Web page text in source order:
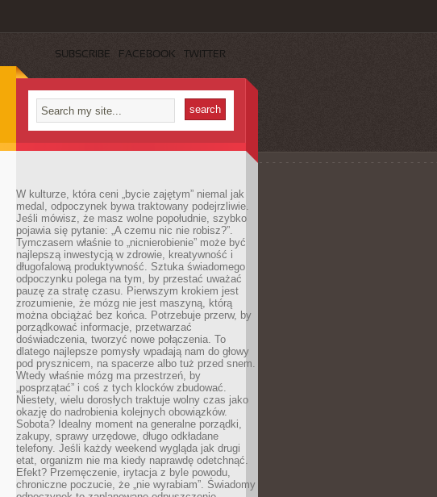
SUBSCRIBE FACEBOOK TWITTER
W kulturze, która ceni „bycie zajętym” niemal jak
medal, odpoczynek bywa traktowany podejrzliwie.
Jeśli mówisz, że masz wolne popołudnie, szybko
pojawia się pytanie: „A czemu nic nie robisz?”.
Tymczasem właśnie to „nicnierobienie” może być
najlepszą inwestycją w zdrowie, kreatywność i
długofalową produktywność. Sztuka świadomego
odpoczynku polega na tym, by przestać uważać
pauzę za stratę czasu. Pierwszym krokiem jest
zrozumienie, że mózg nie jest maszyną, którą
można obciążać bez końca. Potrzebuje przerw, by
porządkować informacje, przetwarzać
doświadczenia, tworzyć nowe połączenia. To
dlatego najlepsze pomysły wpadają nam do głowy
pod prysznicem, na spacerze albo tuż przed snem.
Wtedy właśnie mózg ma przestrzeń, by
„posprzątać” i coś z tych klocków zbudować.
Niestety, wielu dorosłych traktuje wolny czas jako
okazję do nadrobienia kolejnych obowiązków.
Sobota? Idealny moment na generalne porządki,
zakupy, sprawy urzędowe, długo odkładane
telefony. Jeśli każdy weekend wygląda jak drugi
etat, organizm nie ma kiedy naprawdę odetchnąć.
Efekt? Przemęczenie, irytacja z byle powodu,
chroniczne poczucie, że „nie wyrabiam”. Świadomy